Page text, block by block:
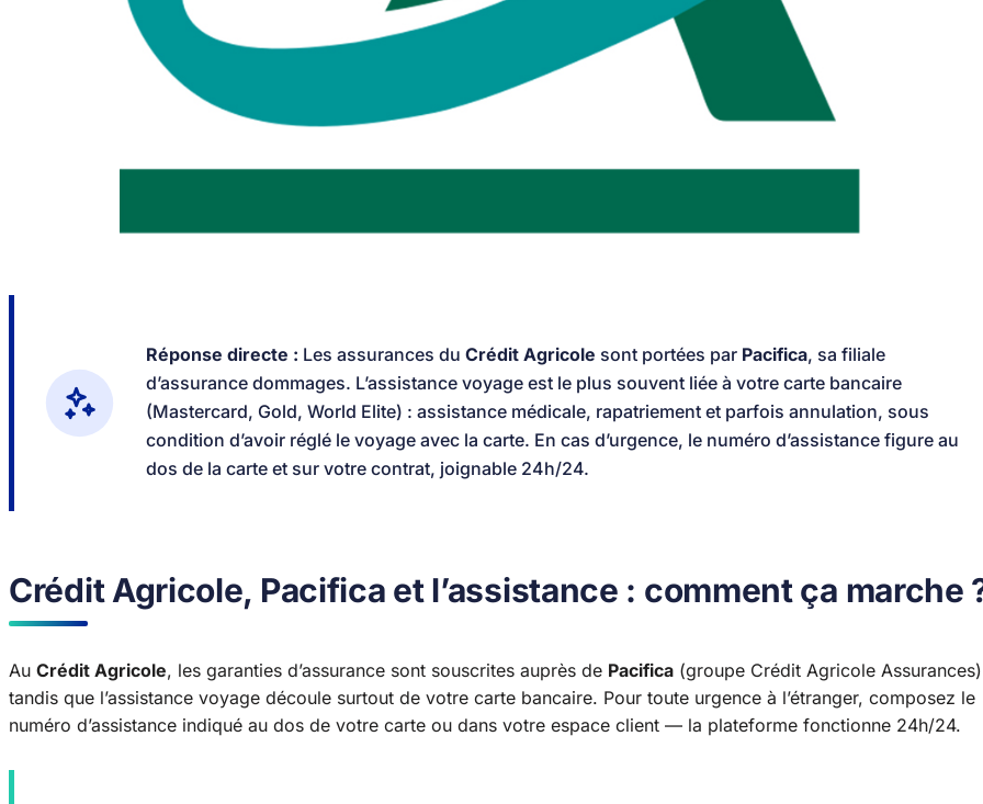
Réponse directe : Les assurances du Crédit Agricole sont portées par Pacifica, sa filiale
d’assurance dommages. L’assistance voyage est le plus souvent liée à votre carte bancaire
(Mastercard, Gold, World Elite) : assistance médicale, rapatriement et parfois annulation, sous
condition d’avoir réglé le voyage avec la carte. En cas d’urgence, le numéro d’assistance figure au
dos de la carte et sur votre contrat, joignable 24h/24.
Crédit Agricole, Pacifica et l’assistance : comment ça marche
Au Crédit Agricole, les garanties d’assurance sont souscrites auprès de Pacifica (groupe Crédit Agricole
tandis que l’assistance voyage découle surtout de votre carte bancaire. Pour toute urgence à l’étranger, composez le
numéro d’assistance indiqué au dos de votre carte ou dans votre espace client — la plateforme fonctionne 24h/24.